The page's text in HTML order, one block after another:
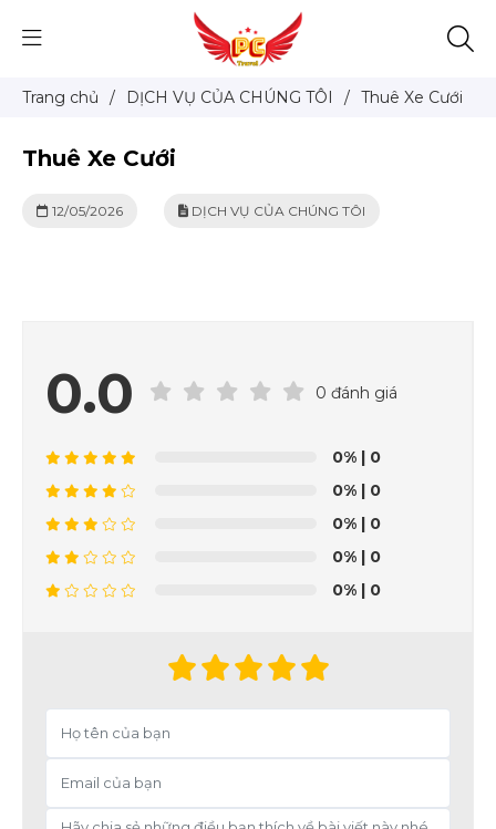
Trang chủ / DỊCH VỤ CỦA CHÚNG TÔI / Thuê Xe Cưới
Thuê Xe Cưới
12/05/2026 DỊCH VỤ CỦA CHÚNG TÔI
0.0 0 đánh giá
0% | 0
0% | 0
0% | 0
0% | 0
0% | 0